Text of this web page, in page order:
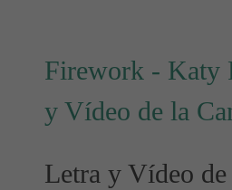
Firework - Katy
y Vídeo de la
Letra y Vídeo